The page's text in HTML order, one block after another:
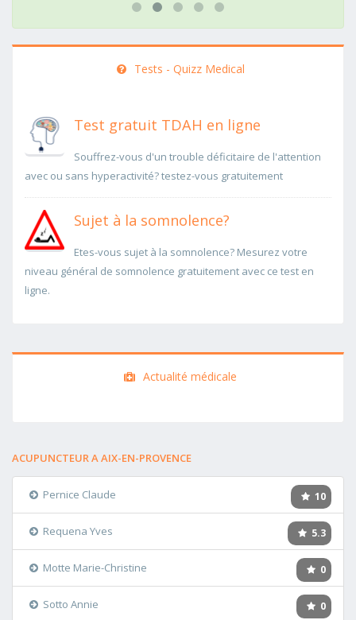
Tests - Quizz Medical
Test gratuit TDAH en ligne
Souffrez-vous d'un trouble déficitaire de l'attention
avec ou sans hyperactivité? testez-vous gratuitement
Sujet à la somnolence?
Etes-vous sujet à la somnolence? Mesurez votre
niveau général de somnolence gratuitement avec ce test en
ligne.
Actualité médicale
ACUPUNCTEUR A AIX-EN-PROVENCE
10
Pernice Claude
5.3
Requena Yves
0
Motte Marie-Christine
0
Sotto Annie